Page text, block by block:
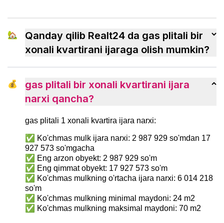
qanday samarali tashkil qilish, ortiqcha
xavotirlardan qochish va yangi uyingizga
tezroq ko‘nikish usullarini ko‘rib chiqamiz.
🏡
Qanday qilib Realt24 da gas plitali bir
xonali kvartirani ijaraga olish mumkin?
💰
gas plitali bir xonali kvartirani ijara
narxi qancha?
gas plitali 1 xonali kvartira ijara narxi:
✅ Ko'chmas mulk ijara narxi: 2 987 929 so'mdan 17
927 573 so'mgacha
✅ Eng arzon obyekt: 2 987 929 so'm
✅ Eng qimmat obyekt: 17 927 573 so'm
✅ Ko'chmas mulkning o'rtacha ijara narxi: 6 014 218
so'm
✅ Ko'chmas mulkning minimal maydoni: 24 m2
✅ Ko'chmas mulkning maksimal maydoni: 70 m2